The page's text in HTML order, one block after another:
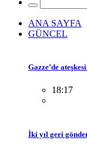
ANA SAYFA
GÜNCEL
Gazze’de
18:17
İki yıl geri